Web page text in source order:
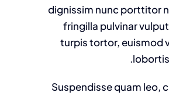
dignissim nunc porttitor
fringilla pulvinar
turpis tortor, euismod
Suspendisse quam leo,